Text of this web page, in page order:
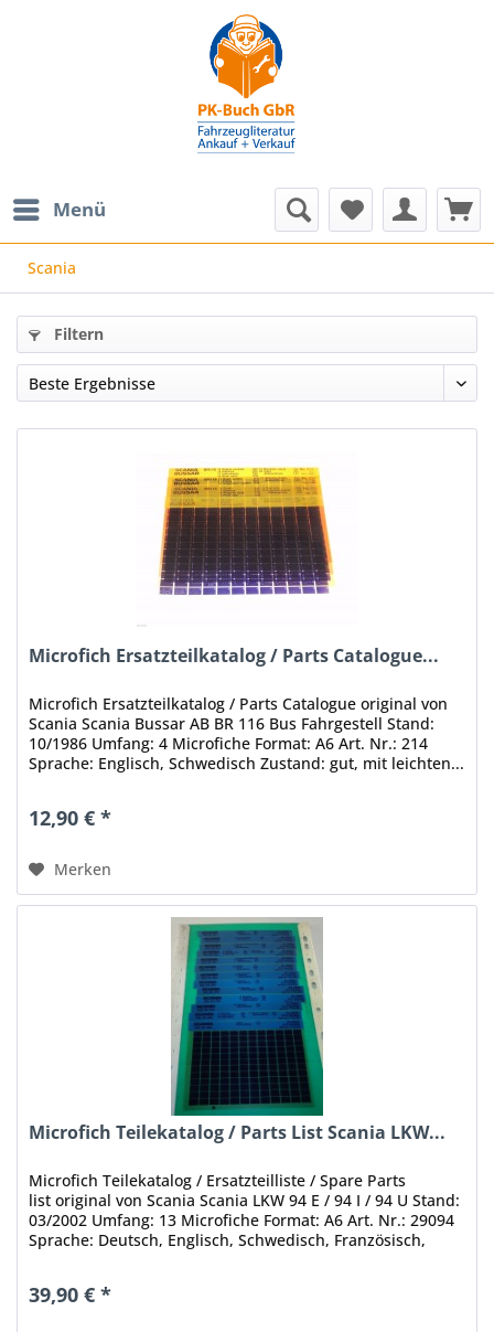
Menü
Scania
Filtern
Microfich Ersatzteilkatalog / Parts Catalogue...
Microfich Ersatzteilkatalog / Parts Catalogue original von
Scania Scania Bussar AB BR 116 Bus Fahrgestell Stand:
10/1986 Umfang: 4 Microfiche Format: A6 Art. Nr.: 214
Sprache: Englisch, Schwedisch Zustand: gut, mit leichten...
12,90 € *
Merken
Microfich Teilekatalog / Parts List Scania LKW...
Microfich Teilekatalog / Ersatzteilliste / Spare Parts
list original von Scania Scania LKW 94 E / 94 I / 94 U Stand:
03/2002 Umfang: 13 Microfiche Format: A6 Art. Nr.: 29094
Sprache: Deutsch, Englisch, Schwedisch, Französisch,
39,90 € *